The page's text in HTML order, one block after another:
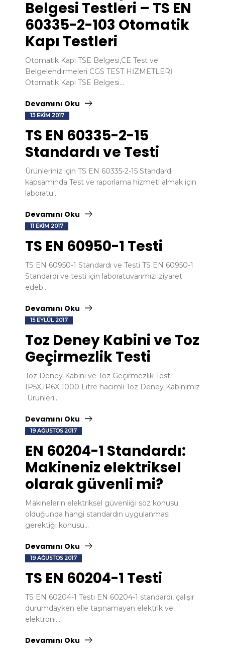
Belgesi Testleri – TS EN
60335-2-103 Otomatik
Kapı Testleri
Otomatik Kapı TSE Belgesi,CE Test ve
Belgelendirmeleri CGS TEST HİZMETLERİ
Otomatik Kapı TSE Belgesi...
Devamını Oku
13 EKIM 2017
TS EN 60335-2-15
Standardı ve Testi
Ürünleriniz için TS EN 60335-2-15 Standardı
kapsamında Test ve raporlama hizmeti almak için
laboratu...
Devamını Oku
11 EKIM 2017
TS EN 60950-1 Testi
TS EN 60950-1 Standardı ve Testi TS EN 60950-1
Standardı ve testi için laboratuvarımızı ziyaret
edeb...
Devamını Oku
15 EYLÜL 2017
Toz Deney Kabini ve Toz
Geçirmezlik Testi
Toz Deney Kabini ve Toz Geçirmezlik Testi
IP5X,IP6X 1000 Litre hacimli Toz Deney Kabinimiz
Ürünleri...
Devamını Oku
19 AĞUSTOS 2017
EN 60204-1 Standardı:
Makineniz elektriksel
olarak güvenli mi?
Makinelerin elektriksel güvenliği söz konusu
olduğunda hangi standardın uygulanması
gerektiği konusu...
Devamını Oku
19 AĞUSTOS 2017
TS EN 60204-1 Testi
TS EN 60204-1 Testi EN 60204-1 standardı, çalışır
durumdayken elle taşınamayan elektrik ve
elektroni...
Devamını Oku